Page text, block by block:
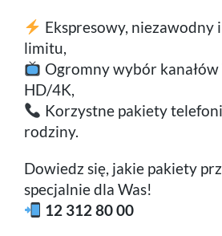
Ekspresowy, niezawodny
limitu,
Ogromny wybór kanałów
HD/4K,
Korzystne pakiety
rodziny.
Dowiedz się, jakie pakiety
specjalnie dla Was!
12 312 80 00